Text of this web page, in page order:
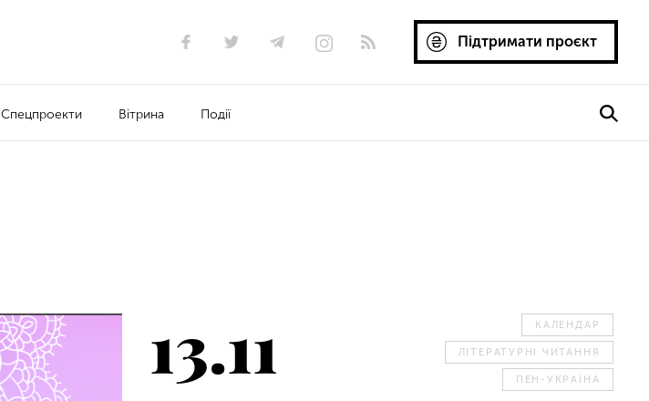
Підтримати проєкт
Спецпроекти Вітрина Події
13.11 КАЛЕНДАР
ЛІТЕРАТУРНІ ЧИТАННЯ
ПЕН-УКРАЇНА